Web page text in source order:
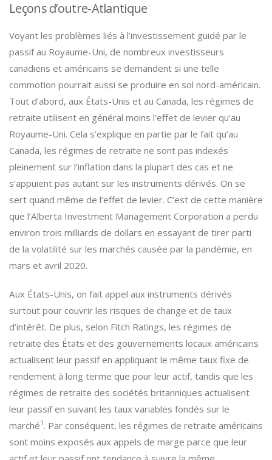
Leçons d’outre-Atlantique
Voyant les problèmes liés à l’investissement guidé par le
passif au Royaume-Uni, de nombreux investisseurs
canadiens et américains se demandent si une telle
commotion pourrait aussi se produire en sol nord-américain.
Tout d’abord, aux États-Unis et au Canada, les régimes de
retraite utilisent en général moins l’effet de levier qu’au
Royaume-Uni. Cela s’explique en partie par le fait qu’au
Canada, les régimes de retraite ne sont pas indexés
pleinement sur l’inflation dans la plupart des cas et ne
s’appuient pas autant sur les instruments dérivés. On se
sert quand même de l’effet de levier. C’est de cette manière
que l’Alberta Investment Management Corporation a perdu
environ trois milliards de dollars en essayant de tirer parti
de la volatilité sur les marchés causée par la pandémie, en
mars et avril 2020.
Aux États-Unis, on fait appel aux instruments dérivés
surtout pour couvrir les risques de change et de taux
d’intérêt. De plus, selon Fitch Ratings, les régimes de
retraite des États et des gouvernements locaux américains
actualisent leur passif en appliquant le même taux fixe de
rendement à long terme que pour leur actif, tandis que les
régimes de retraite des sociétés britanniques actualisent
leur passif en suivant les taux variables fondés sur le
marché1 . Par conséquent, les régimes de retraite américains
sont moins exposés aux appels de marge parce que leur